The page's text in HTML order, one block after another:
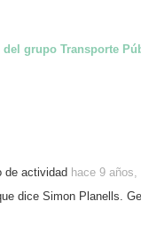
de actividad hace 9 años,
dice Simon Planells.